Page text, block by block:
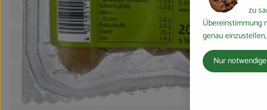
Produktinformationen
Zutaten
Nährwert-Info
zu
Übereinstimmung
genau
Nur